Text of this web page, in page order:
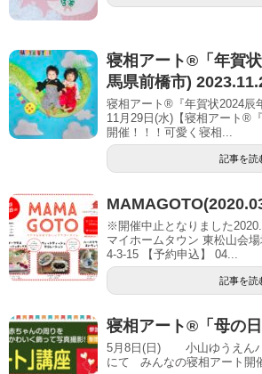
寝相アート®︎「年賀
馬県前橋市)
寝相アート®『年賀状2024辰
11月29日(水)【寝相アート®︎
開催！！！可愛く寝相...
記事を読
※開催中止となりました
マイホームタウン 東松山会
4-3-15 【予約申込】 04...
記事を読
寝相アート®「母の
5月8日(日) 小山ゆうえん
にて みんなの寝相アート開